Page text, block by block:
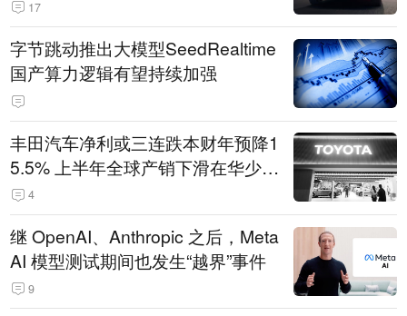
17
字节跳动推出大模型SeedRealtime
国产算力逻辑有望持续加强
丰田汽车净利或三连跌本财年预降1
5.5% 上半年全球产销下滑在华少卖
14.3万辆
4
继 OpenAI、Anthropic 之后，Meta
AI 模型测试期间也发生“越界”事件
9